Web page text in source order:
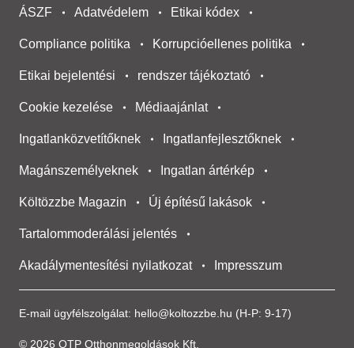
E-mail ügyfélszolgálat: hello@koltozzbe.hu (H-P: 9-17)
© 2026 OTP Otthonmegoldások Kft.
ÁSZF Adatvédelem Etikai kódex
Compliance politika Korrupcióellenes politika
Etikai bejelentési rendszer tájékoztató
Cookie kezelése Médiaajánlat
Ingatlanközvetítőknek Ingatlanfejlesztőknek
Magánszemélyeknek Ingatlan ártérkép
Költözzbe Magazin Új építésű lakások
Tartalommoderálási jelentés
Akadálymentesítési nyilatkozat Impresszum